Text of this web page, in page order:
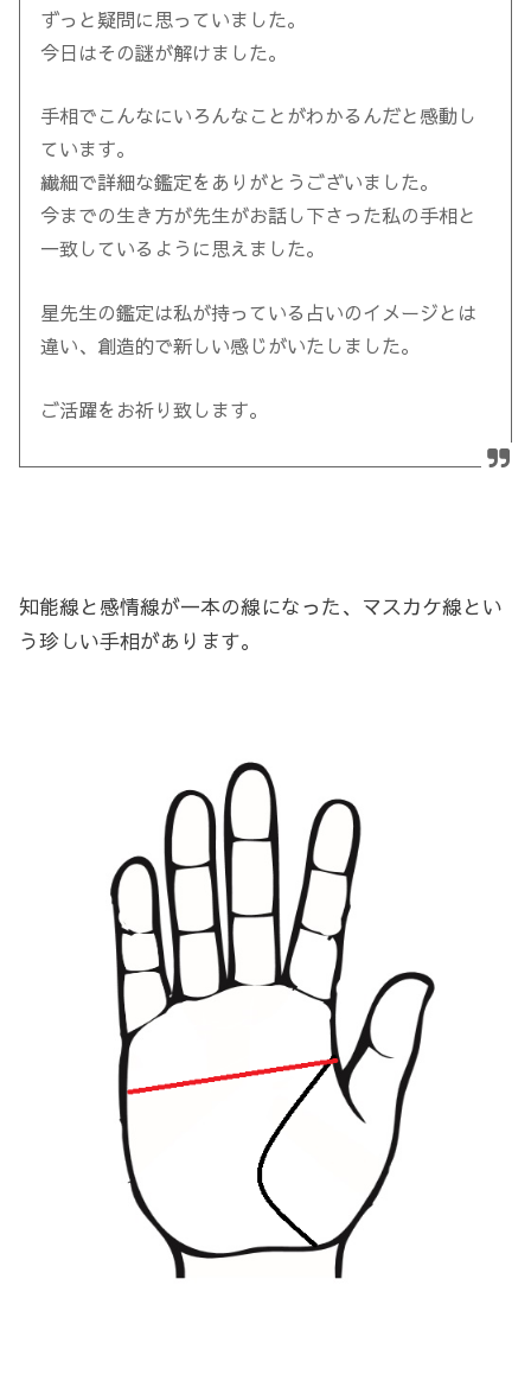
ずっと疑問に思っていました。
今日はその謎が解けました。
手相でこんなにいろんなことがわかるんだと感動し
ています。
繊細で詳細な鑑定をありがとうございました。
今までの生き方が先生がお話し下さった私の手相と
一致しているように思えました。
星先生の鑑定は私が持っている占いのイメージとは
違い、創造的で新しい感じがいたしました。
ご活躍をお祈り致します。
知能線と感情線が一本の線になった、マスカケ線とい
う珍しい手相があります。